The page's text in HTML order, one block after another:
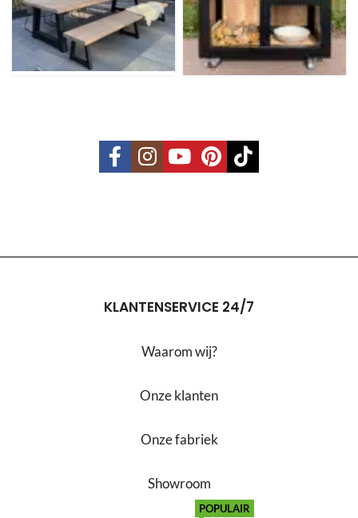
KLANTENSERVICE 24/7
Waarom wij?
Onze klanten
Onze fabriek
Showroom
POPULAIR